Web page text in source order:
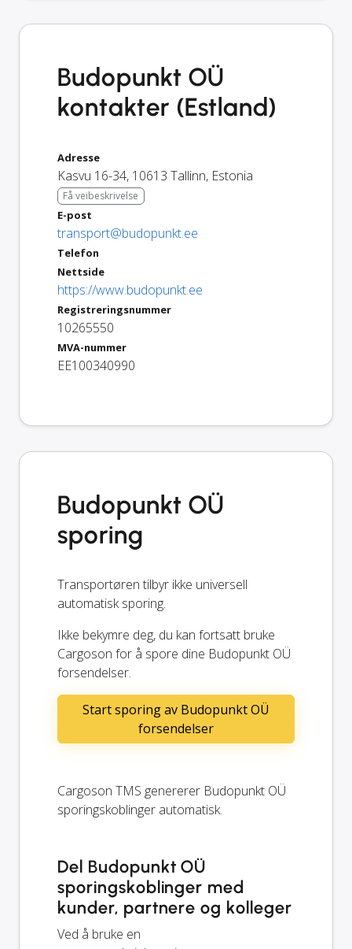
Budopunkt OÜ
kontakter (Estland)
Adresse
Kasvu 16-34, 10613 Tallinn, Estonia
Få veibeskrivelse
E-post
transport@budopunkt.ee
Telefon
Nettside
https://www.budopunkt.ee
Registreringsnummer
10265550
MVA-nummer
EE100340990
Budopunkt OÜ
sporing
Transportøren tilbyr ikke universell
automatisk sporing.
Ikke bekymre deg, du kan fortsatt bruke
Cargoson for å spore dine Budopunkt OÜ
forsendelser.
Start sporing av Budopunkt OÜ
forsendelser
Cargoson TMS genererer Budopunkt OÜ
sporingskoblinger automatisk.
Del Budopunkt OÜ
sporingskoblinger med
kunder, partnere og kolleger
Ved å bruke en